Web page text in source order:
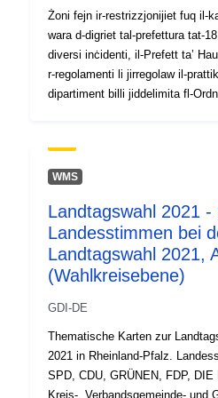
Żoni fejn ir-restrizzjonijiet fuq il-
wara d-digriet tal-prefettura tat-18 ta’
diversi inċidenti, il-Prefett ta’
r-regolamenti li jirregolaw il-
dipartiment billi jiddelimita fl-
żmien (projbizzjoni fuq il-kaċċa
WMS
Landtagswahl 2021 -
Landesstimmen bei
Landtagswahl 2021,
(Wahlkreisebene)
GDI-DE
Thematische Karten zur
2021 in Rheinland-Pfalz. Landesstimmenergebnisse von
SPD, CDU, GRÜNEN, FDP,
Kreis-, Verbandsgemeinde- und Gemeindeebene mit